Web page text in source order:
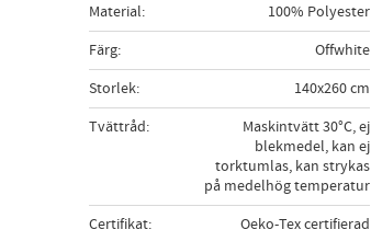
Material
100% Polyester
Färg
Offwhite
Storlek
140x260 cm
Tvättråd
Maskintvätt 30°C, ej
blekmedel, kan ej
torktumlas, kan strykas
på medelhög temperatur
Certifikat
Oeko-Tex certifierad